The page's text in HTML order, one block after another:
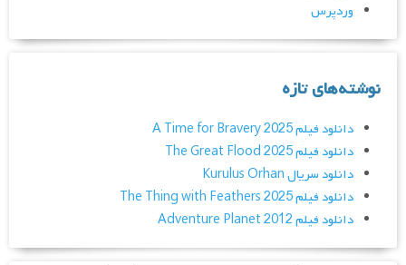
وردپرس
نوشته‌های تازه
دانلود فیلم A Time for Bravery 2025
دانلود فیلم The Great Flood 2025
دانلود سریال Kurulus Orhan
دانلود فیلم The Thing with Feathers 2025
دانلود فیلم Adventure Planet 2012